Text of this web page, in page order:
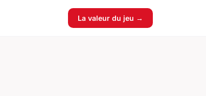
La valeur du jeu →